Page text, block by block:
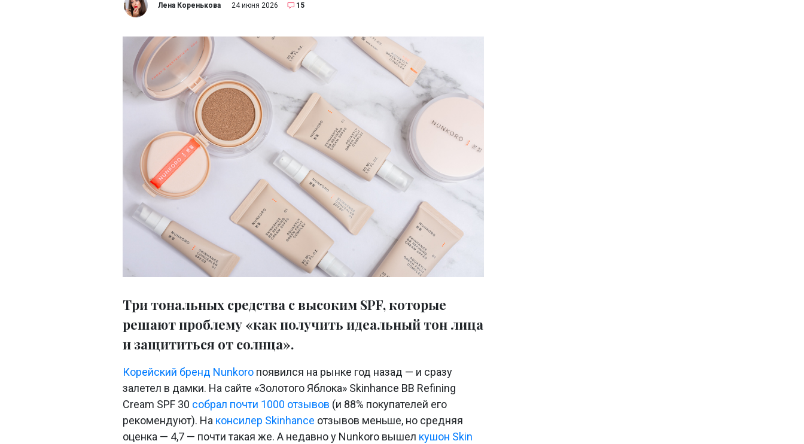
Лена Коренькова 24 июня 2026 15
Три тональных средства c высоким SPF, которые
решают проблему «как получить идеальный тон лица
и защититься от солнца».
Корейский бренд Nunkoro появился на рынке год назад — и сразу
залетел в дамки. На сайте «Золотого Яблока» Skinhance BB Refining
Cream SPF 30 собрал почти 1000 отзывов (и 88% покупателей его
рекомендуют). На консилер Skinhance отзывов меньше, но средняя
оценка — 4,7 — почти такая же. А недавно у Nunkoro вышел кушон Skin